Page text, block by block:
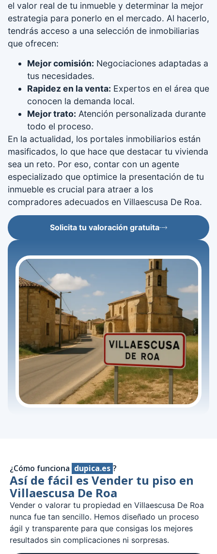
el valor real de tu inmueble y determinar la mejor
estrategia para ponerlo en el mercado. Al hacerlo,
tendrás acceso a una selección de inmobiliarias
que ofrecen:
Mejor comisión: Negociaciones adaptadas a
tus necesidades.
Rapidez en la venta: Expertos en el área que
conocen la demanda local.
Mejor trato: Atención personalizada durante
todo el proceso.
En la actualidad, los portales inmobiliarios están
masificados, lo que hace que destacar tu vivienda
sea un reto. Por eso, contar con un agente
especializado que optimice la presentación de tu
inmueble es crucial para atraer a los
compradores adecuados en Villaescusa De Roa.
Solicita tu valoración gratuita
¿Cómo funciona dupica.es ?
Así de fácil es Vender tu piso en
Villaescusa De Roa
Vender o valorar tu propiedad en Villaescusa De Roa
nunca fue tan sencillo. Hemos diseñado un proceso
ágil y transparente para que consigas los mejores
resultados sin complicaciones ni sorpresas.